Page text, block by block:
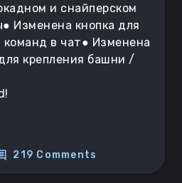
и снайперском
Изменена кнопка для
команд в чат● Изменена
крепления башни /
219 Comments